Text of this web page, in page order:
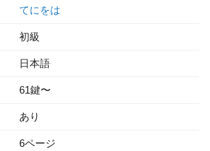
てにをは
初級
日本語
61鍵〜
あり
6ページ